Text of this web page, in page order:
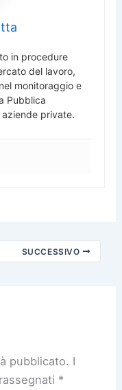
in procedure
del lavoro,
nel monitoraggio e
Pubblica
private.
SUCCESSIVO
pubblicato. I
*